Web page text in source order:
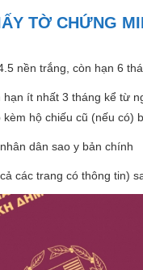
TỜ CHỨNG
nền trắng, còn hạn 6
hạn ít nhất 3 tháng kể từ
kèm hộ chiếu cũ (nếu có)
dân sao y bản chính
các trang có thông tin)